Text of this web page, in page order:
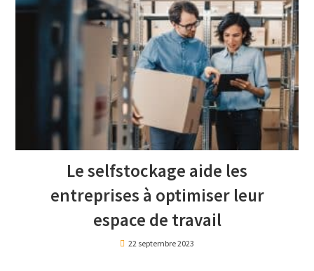
Le selfstockage aide les
entreprises à optimiser leur
espace de travail
22 septembre 2023